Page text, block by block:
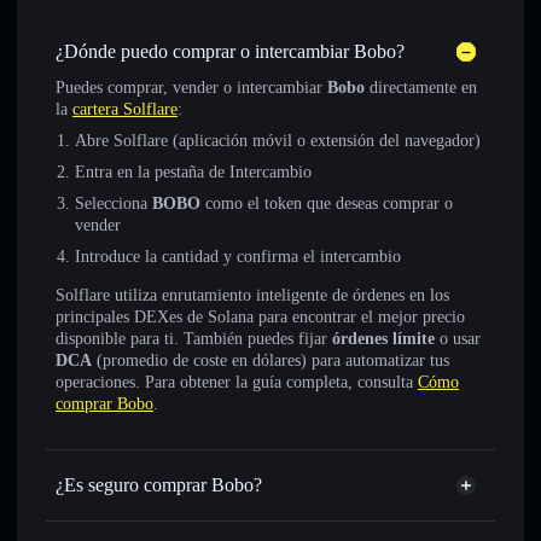
¿Dónde puedo comprar o intercambiar Bobo?
Puedes comprar, vender o intercambiar Bobo directamente en
la cartera Solflare:
Abre Solflare (aplicación móvil o extensión del navegador)
Entra en la pestaña de Intercambio
Selecciona BOBO como el token que deseas comprar o
vender
Introduce la cantidad y confirma el intercambio
Solflare utiliza enrutamiento inteligente de órdenes en los
principales DEXes de Solana para encontrar el mejor precio
disponible para ti. También puedes fijar órdenes límite o usar
DCA (promedio de coste en dólares) para automatizar tus
operaciones. Para obtener la guía completa, consulta Cómo
comprar Bobo.
¿Es seguro comprar Bobo?
Bobo token verificado